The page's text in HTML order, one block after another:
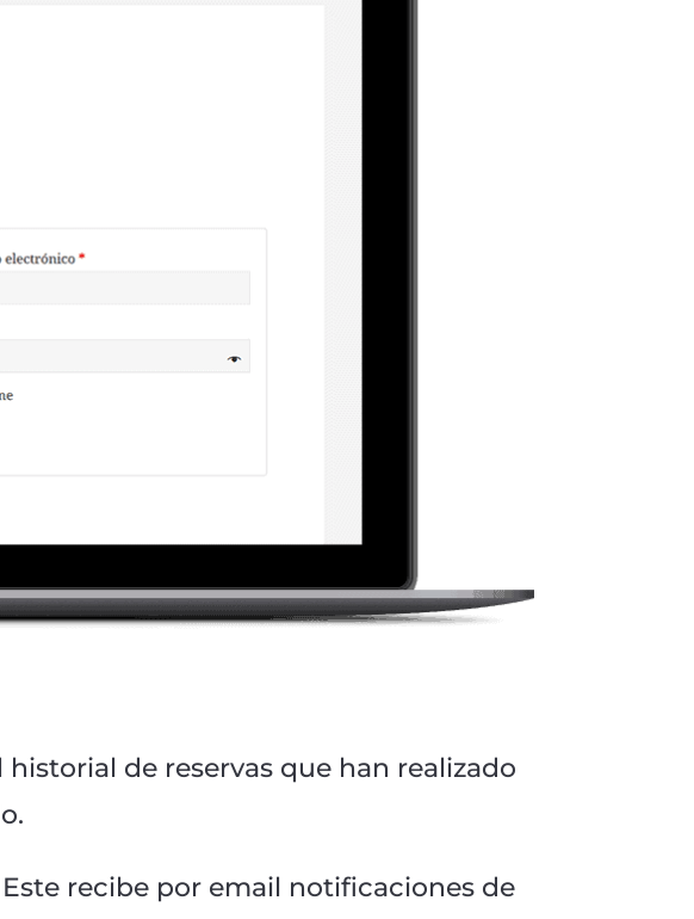
de reservas que han realizado
recibe por email notificaciones de